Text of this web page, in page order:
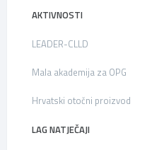
AKTIVNOSTI
LEADER-CLLD
Mala akademija za OPG
Hrvatski otočni proizvod
LAG NATJEČAJI